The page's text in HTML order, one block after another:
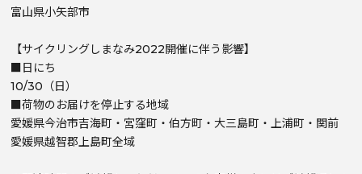
富山県小矢部市
【サイクリングしまなみ2022開催に伴う影響】
■日にち
10/30（日）
■荷物のお届けを停止する地域
愛媛県今治市吉海町・宮窪町・伯方町・大三島町・上浦町・関前
愛媛県越智郡上島町全域